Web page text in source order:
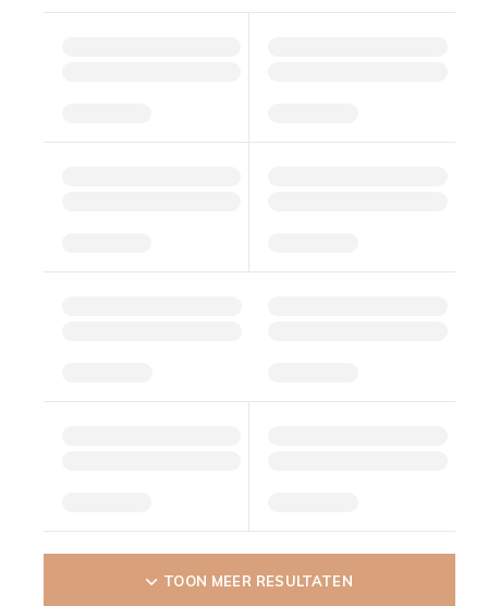
TOON MEER RESULTATEN